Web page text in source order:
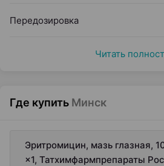
Передозировка
Читать
Где купить Минск
Эритромицин, мазь глазная,
×1, Татхимфармпрепараты